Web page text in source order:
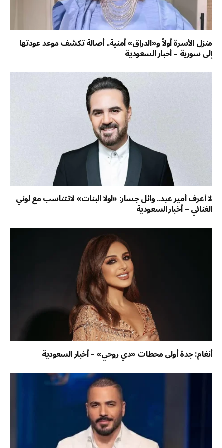
منزل الأسرة أولاً و«الدراق» أمنية.. أصالة تكشف موعد عودتها
إلى سورية – أخبار السعودية
لا أعرف أمير عيد.. وائل جسار: «لولا البنات» لاتتناسب مع لوني
الغنائي – أخبار السعودية
أنغام: جدة أولى محطات «دي روحي» – أخبار السعودية